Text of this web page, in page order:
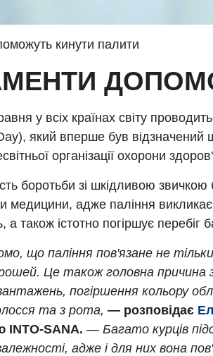
кинути палити
у всіх країнах світу
який вперше був відзначений
організації охорони
боротьби зі шкідливою звичкою
медицини, адже паління
а також істотно погіршує перебіг
що паління пов'язане не
Це також головна причина
погіршення кольору
та з рота, — розповідає
INTO-SANA. — Багато курців
адже і для них вона